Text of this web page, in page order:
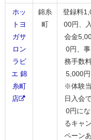
ホッ
トヨ
ガサ
ロン
ラビ
エ 錦
糸町
店
錦糸
町
登録料
00円、入
会金
0円、事
務手数
5,000円
※体験当
日入会
0円にな
るキャン
ペーンあ